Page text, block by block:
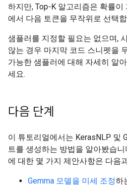
하지만, Top-K 알고리즘은 확률이
에서 다음 토큰을 무작위로 선택
샘플러를 지정할 필요는 없으며,
않는 경우 마지막 코드 스니펫을
가능한 샘플러에 대해 자세히 알
세요.
다음 단계
이 튜토리얼에서는 KerasNLP 및
트를 생성하는 방법을 알아봤습
에 대한 몇 가지 제안사항은 다음
Gemma 모델을 미세 조정하